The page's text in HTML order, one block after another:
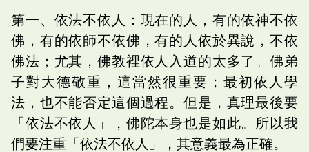
第一、依法不依人：現在的人，有的依神不依
佛，有的依師不依佛，有的人依於異說，不依
佛法；尤其，佛教裡依人入道的太多了。佛弟
子對大德敬重，這當然很重要；最初依人學
法，也不能否定這個過程。但是，真理最後要
「依法不依人」，佛陀本身也是如此。所以我
們要注重「依法不依人」，其意義最為正確。